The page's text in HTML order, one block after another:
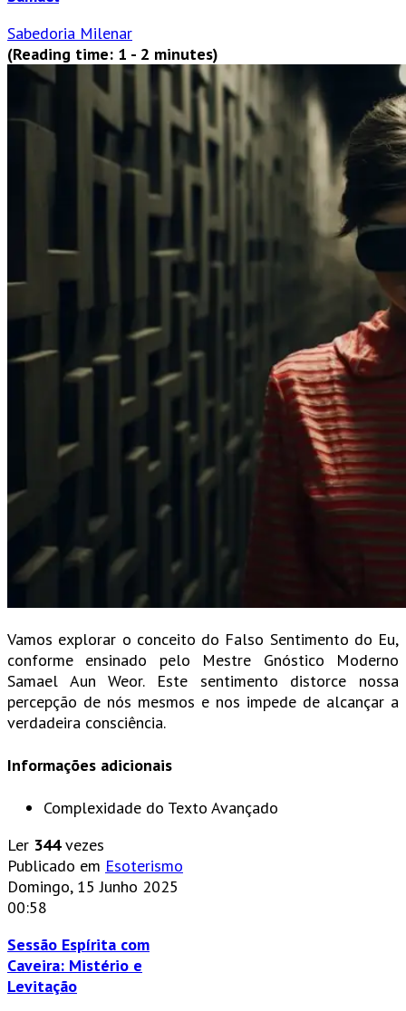
Sabedoria Milenar
(Reading time: 1 - 2 minutes)
Vamos explorar o conceito do Falso Sentimento do Eu,
conforme ensinado pelo Mestre Gnóstico Moderno
Samael Aun Weor. Este sentimento distorce nossa
percepção de nós mesmos e nos impede de alcançar a
verdadeira consciência.
Informações adicionais
Complexidade do Texto Avançado
Ler 344vezes
Publicado em Esoterismo
Domingo, 15 Junho 2025
00:58
Sessão Espírita com
Caveira: Mistério e
Levitação